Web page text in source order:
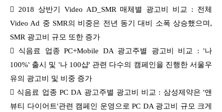
 2018 상반기 Video AD_SMR 매체별 광고비 비교 : 전체
Video Ad 중 SMR의 비중은 전년 동기 대비 소폭 상승했으며,
SMR 광고비 규모 또한 증가
 식음료 업종 PC+Mobile DA 광고주별 광고비 비교 :'나
100%' 출시 및 '나 100샵' 관련 다수의 캠페인을 진행한 서울우
유의 광고비 및 비중 증가
 식음료 업종 PCDA 광고주별 광고비 비교 : 삼성제약은 '앤
뷰티 다이어트'관련 캠페인 운영으로 PC DA 광고비 규모 크게